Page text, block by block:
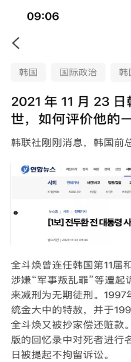
随便看看
速报：韩联社消息，全斗
© 2020－ 2026 Posadas Group,
BAND 波萨达斯学派
原作者所有 · 代码以 AGPL 协